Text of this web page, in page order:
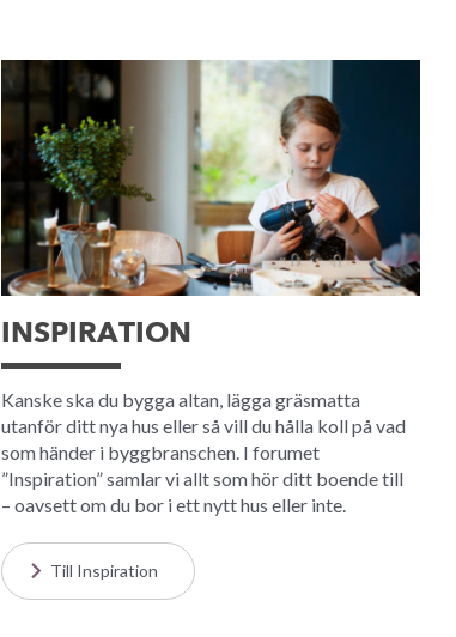
INSPIRATION
Kanske ska du bygga altan, lägga gräsmatta
utanför ditt nya hus eller så vill du hålla koll på vad
som händer i byggbranschen. I forumet
”Inspiration” samlar vi allt som hör ditt boende till
– oavsett om du bor i ett nytt hus eller inte.
Till Inspiration